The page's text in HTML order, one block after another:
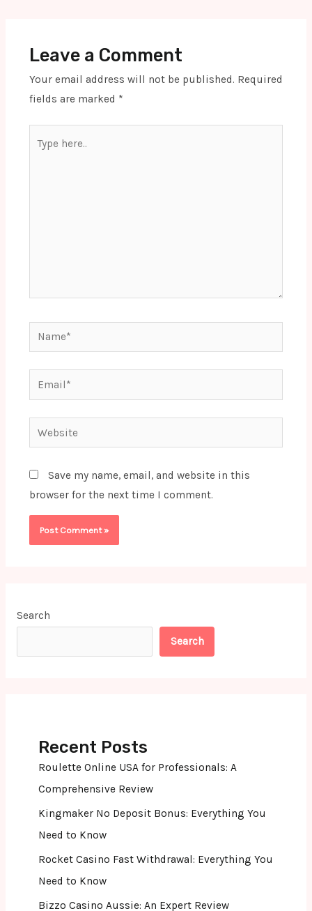
Leave a Comment
Your email address will not be published. Required
fields are marked *
here..
Name*
Email*
Website
Save my name, email, and website in this
browser for the next time I comment.
Search
Search
Recent Posts
Roulette Online USA for Professionals: A
Comprehensive Review
Kingmaker No Deposit Bonus: Everything You
Need to Know
Rocket Casino Fast Withdrawal: Everything You
Need to Know
Bizzo Casino Aussie: An Expert Review